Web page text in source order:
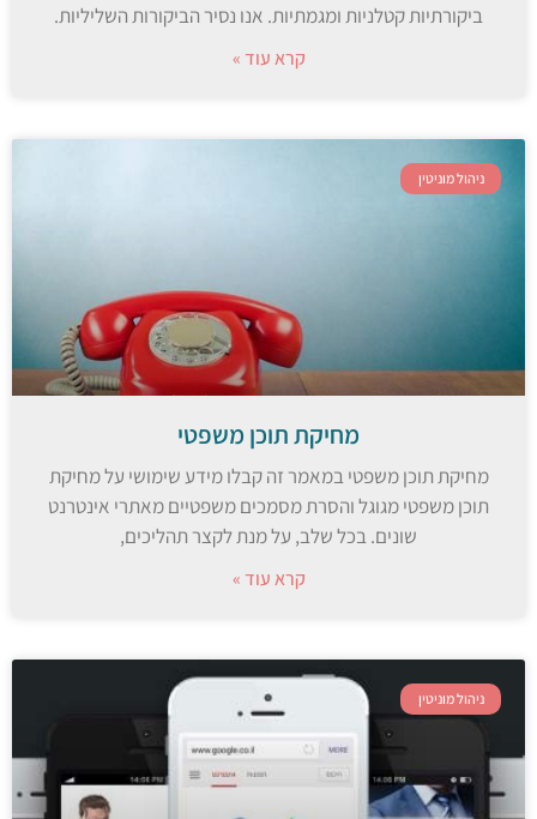
ביקורתיות קטלניות ומגמתיות. אנו נסיר הביקורות השליליות.
קרא עוד »
ניהול מוניטין
מחיקת תוכן משפטי
מחיקת תוכן משפטי במאמר זה קבלו מידע שימושי על מחיקת
תוכן משפטי מגוגל והסרת מסמכים משפטיים מאתרי אינטרנט
שונים. בכל שלב, על מנת לקצר תהליכים,
קרא עוד »
ניהול מוניטין